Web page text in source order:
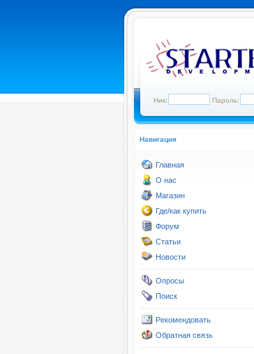
Ник: Пароль:
Навигация
Главная
О нас
Магазин
Где/как купить
Форум
Статьи
Новости
Опросы
Поиск
Рекомендовать
Обратная связь